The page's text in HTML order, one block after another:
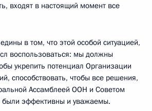
входят в настоящий момент все
в том, что этой особой ситуацией,
воспользоваться: мы должны
укрепить потенциал Организации
способствовать, чтобы все решения,
Ассамблеей ООН и Советом
эффективны и уважаемы.